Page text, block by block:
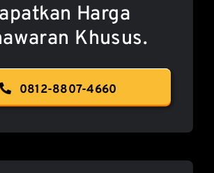
Harga
Khusus.
0812-8807-4660